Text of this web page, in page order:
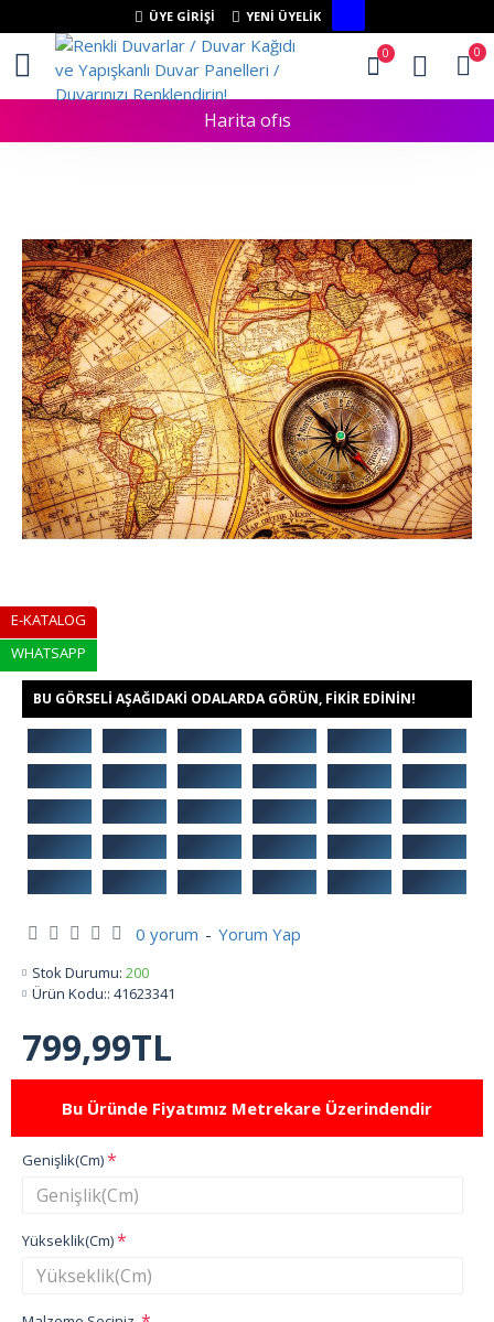
ÜYE GIRIŞI YENI ÜYELIK
0 0
Harita ofıs
BU GÖRSELI AŞAĞIDAKI ODALARDA GÖRÜN, FIKIR EDININ!
Bu Üründe Fiyatımız Metrekare Üzerindendir
Stok Durumu: 200
Ürün Kodu:: 41623341
0 yorum - Yorum Yap
799,99TL
Genişlik(Cm)
Yükseklik(Cm)
E-KATALOG
WHATSAPP